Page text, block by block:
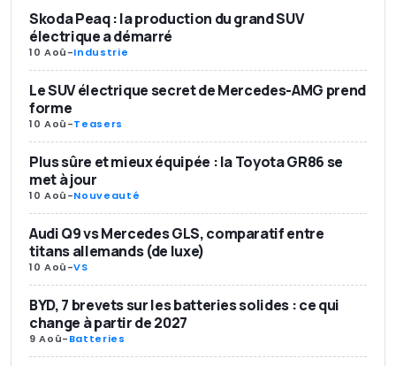
Skoda Peaq : la production du grand SUV
électrique a démarré
10 Aoû-Industrie
Le SUV électrique secret de Mercedes-AMG prend
forme
10 Aoû-Teasers
Plus sûre et mieux équipée : la Toyota GR86 se
met à jour
10 Aoû-Nouveauté
Audi Q9 vs Mercedes GLS, comparatif entre
titans allemands (de luxe)
10 Aoû-VS
BYD, 7 brevets sur les batteries solides : ce qui
change à partir de 2027
9 Aoû-Batteries